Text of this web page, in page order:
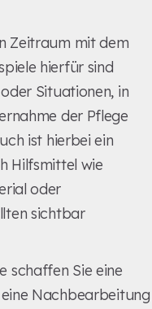
Zeitraum mit dem
hierfür sind
Situationen, in
der Pflege
ist hierbei ein
Hilfsmittel wie
oder
sichtbar
schaffen Sie eine
Nachbearbeitung